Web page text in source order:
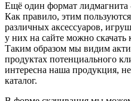
Ещё один формат лидмагнита
Как правило, этим
различных аксессуаров,
у них на сайте можно скачать
Таким образом мы видим
продуктах потенциального
интересна наша продукция, не
каталог.